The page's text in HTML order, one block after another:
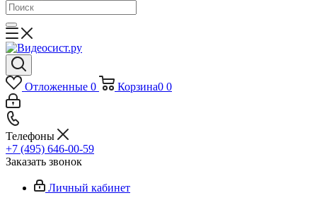
Отложенные 0 Корзина0 0
Телефоны
+7 (495) 646-00-59
Заказать звонок
Личный кабинет